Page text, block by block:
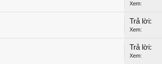
Xem:
Trả lời:
Xem:
Trả lời:
Xem: